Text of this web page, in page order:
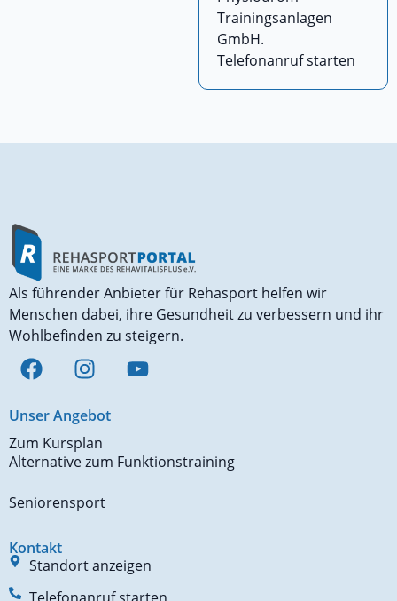
Trainingsanlagen
GmbH.
Telefonanruf starten
Als führender Anbieter für Rehasport helfen wir
Menschen dabei, ihre Gesundheit zu verbessern und ihr
Wohlbefinden zu steigern.
Unser Angebot
Zum Kursplan
Alternative zum Funktionstraining
Seniorensport
Kontakt
Standort anzeigen